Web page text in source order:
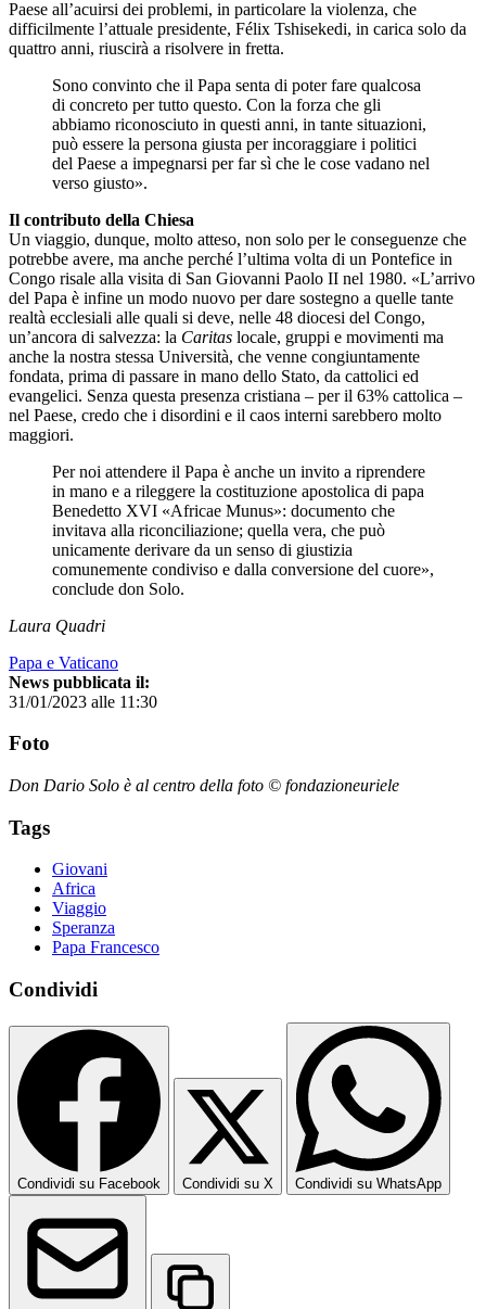
Paese all’acuirsi dei problemi, in particolare la violenza, che
difficilmente l’attuale presidente, Félix Tshisekedi, in carica solo da
quattro anni, riuscirà a risolvere in fretta.
Sono convinto che il Papa senta di poter fare qualcosa
di concreto per tutto questo. Con la forza che gli
abbiamo riconosciuto in questi anni, in tante situazioni,
può essere la persona giusta per incoraggiare i politici
del Paese a impegnarsi per far sì che le cose vadano nel
verso giusto».
Il contributo della Chiesa
Un viaggio, dunque, molto atteso, non solo per le conseguenze che
potrebbe avere, ma anche perché l’ultima volta di un Pontefice in
Congo risale alla visita di San Giovanni Paolo II nel 1980. «L’arrivo
del Papa è infine un modo nuovo per dare sostegno a quelle tante
realtà ecclesiali alle quali si deve, nelle 48 diocesi del Congo,
un’ancora di salvezza: la Caritas locale, gruppi e movimenti ma
anche la nostra stessa Università, che venne congiuntamente
fondata, prima di passare in mano dello Stato, da cattolici ed
evangelici. Senza questa presenza cristiana – per il 63% cattolica –
nel Paese, credo che i disordini e il caos interni sarebbero molto
maggiori.
Per noi attendere il Papa è anche un invito a riprendere
in mano e a rileggere la costituzione apostolica di papa
Benedetto XVI «Africae Munus»: documento che
invitava alla riconciliazione; quella vera, che può
unicamente derivare da un senso di giustizia
comunemente condiviso e dalla conversione del cuore»,
conclude don Solo.
Laura Quadri
Papa e Vaticano
News pubblicata il:
31/01/2023 alle 11:30
Foto
Don Dario Solo è al centro della foto © fondazioneuriele
Tags
Giovani
Africa
Viaggio
Speranza
Papa Francesco
Condividi
Condividi su Facebook Condividi su X Condividi su WhatsApp